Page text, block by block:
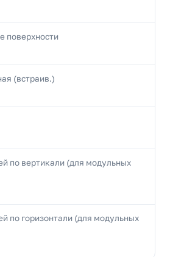
поверхности
(встраив.)
по вертикали (для модульных
по горизонтали (для модульных